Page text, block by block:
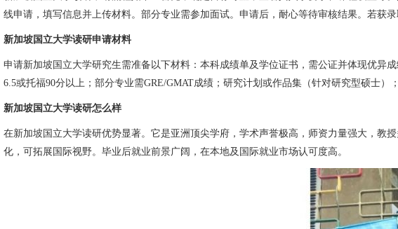
线申请，填写信息并上传材料。部分专业需参加面试。申请后，耐心等待审核结果。若获
新加坡国立大学读研申请材料
申请新加坡国立大学研究生需准备以下材料：本科成绩单及学位证书，需公证并体现优异
6.5或托福90分以上；部分专业需GRE/GMAT成绩；研究计划或作品集（针对研究型硕士）
新加坡国立大学读研怎么样
在新加坡国立大学读研优势显著。它是亚洲顶尖学府，学术声誉极高，师资力量强大，教
化，可拓展国际视野。毕业后就业前景广阔，在本地及国际就业市场认可度高。